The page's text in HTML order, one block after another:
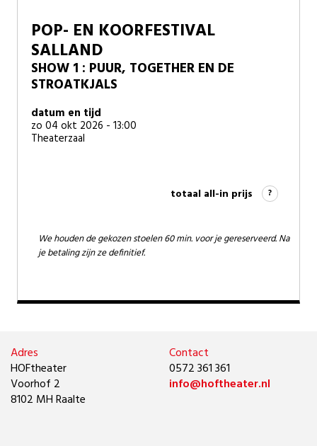
POP- EN KOORFESTIVAL
SALLAND
SHOW 1 : PUUR, TOGETHER EN DE
STROATKJALS
datum en tijd
zo 04 okt 2026 - 13:00
Theaterzaal
totaal all-in prijs ?
We houden de gekozen stoelen 60 min. voor je gereserveerd. Na
je betaling zijn ze definitief.
Adres
HOFtheater
Voorhof 2
8102 MH Raalte
Contact
0572 361 361
info@hoftheater.nl